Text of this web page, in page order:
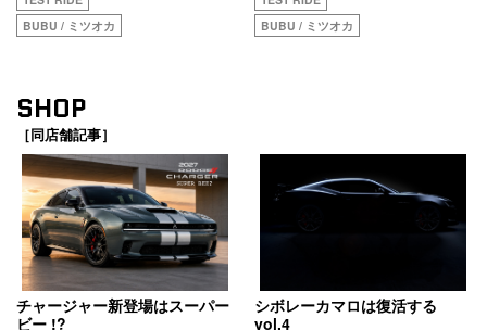
BUBU / ミツオカ
BUBU / ミツオカ
SHOP
［同店舗記事］
チャージャー新登場はスーパー
ビー !?
シボレーカマロは復活する
vol.4